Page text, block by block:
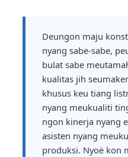
Deungon maju
nyang sabe-sabe,
bulat sabe
kualitas jih
khusus keu tiang
nyang meukualiti
ngon kinerja nyang
asisten nyang
produksi. Nyoë kon